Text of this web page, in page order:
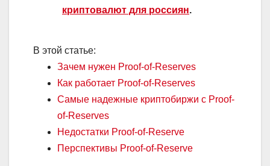
криптовалют для россиян.
В этой статье:
Зачем нужен Proof-of-Reserves
Как работает Proof-of-Reserves
Самые надежные криптобиржи с Proof-
of-Reserves
Недостатки Proof-of-Reserve
Перспективы Proof-of-Reserve